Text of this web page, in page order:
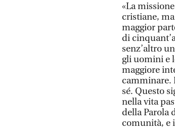
«La
cristiane,
maggior
di
senz’altro
gli uomini e
maggiore
camminare.
sé. Questo
nella vita
della Parola
comunità, e